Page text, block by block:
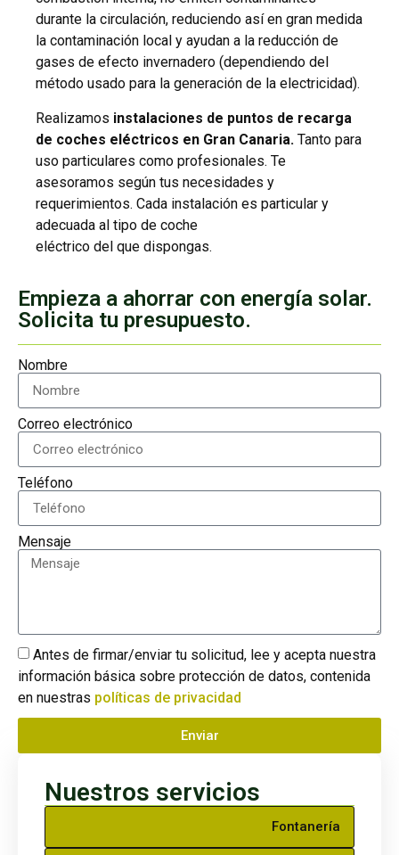
Nuestros servicios
Fontanería
durante la circulación, reduciendo así en gran medida
la contaminación local y ayudan a la reducción de
gases de efecto invernadero (dependiendo del
método usado para la generación de la electricidad).
Realizamos instalaciones de puntos de recarga
de coches eléctricos en Gran Canaria. Tanto para
uso particulares como profesionales. Te
asesoramos según tus necesidades y
requerimientos. Cada instalación es particular y
adecuada al tipo de coche
eléctrico del que dispongas.
Empieza a ahorrar con energía solar.
Solicita tu presupuesto.
Nombre
Correo electrónico
Teléfono
Mensaje
Antes de firmar/enviar tu solicitud, lee y acepta nuestra
información básica sobre protección de datos, contenida
en nuestras políticas de privacidad
Enviar